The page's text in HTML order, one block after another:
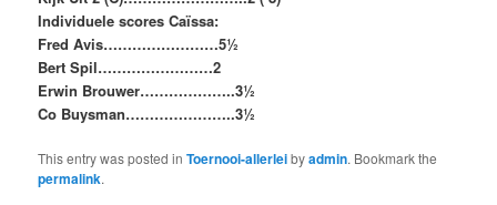
Individuele scores Caïssa:
Fred Avis……………………5½
Bert Spil……………………2
Erwin Brouwer………………..3½
Co Buysman…………………..3½
This entry was posted inToernooi-allerleibyadmin. Bookmark the
permalink.